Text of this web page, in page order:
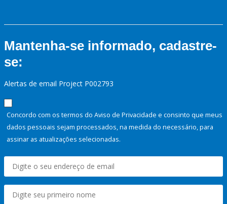
Mantenha-se informado, cadastre-
se:
Alertas de email Project P002793
Concordo com os termos do Aviso de Privacidade e consinto que meus
dados pessoais sejam processados, na medida do necessário, para
assinar as atualizações selecionadas.